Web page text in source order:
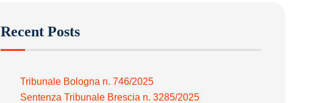
Recent Posts
Tribunale Bologna n. 746/2025
Sentenza Tribunale Brescia n. 3285/2025